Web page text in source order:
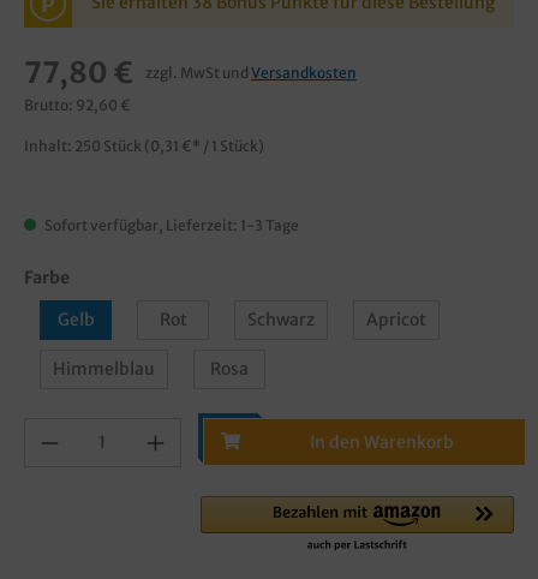
77,80 € zzgl. MwSt und Versandkosten
Brutto: 92,60 €
Inhalt: 250 Stück (0,31 €* / 1 Stück)
Sofort verfügbar, Lieferzeit: 1-3 Tage
Farbe
Gelb
Rot Schwarz Apricot
Himmelblau Rosa
In den Warenkorb